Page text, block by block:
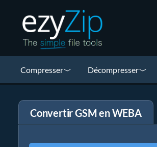
Compresser Décompresser
Convertir GSM en WEBA